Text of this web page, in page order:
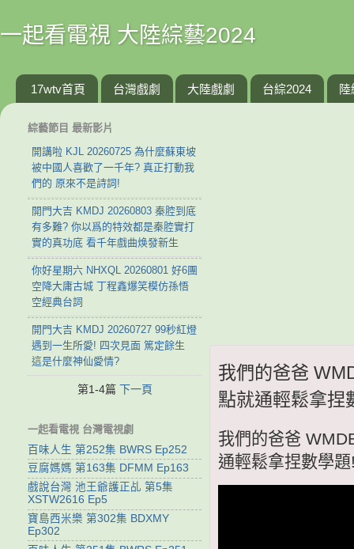
一起看電視 大陸綜藝2024
17wtv首頁 台灣戲劇 大陸戲劇 台綜2024 陸
我們的爸爸
點就通輕鬆拿捏
我們的爸爸
通輕鬆拿捏數學
綜藝節目 最新影片
開講啦 KJL 20260725 為什麼蘇東坡
被中國人喜歡了一千年? 真正打動我
們的 原來不是詩詞!
開門大吉 KMDJ 20260803 秦腔到底
有多難? 你以爲的特效都是秦腔實打
實的真功底 看千年戲曲焕發新生
你好星期六 NHXQL 20260801 好6團
空降大庸古城 丁程鑫爆笑模仿孫悟
空經典台詞
開門大吉 KMDJ 20260727 99秒紅燈
遇到一生所愛! 四次見面 篤定餘生
這是什麼神仙愛情?
第1-4篇 下一頁
一起看電視 台灣電視劇
百味人生 第252集 BWRS Ep252
豆腐媽媽 第163集 DFMM Ep163
戲說台灣 池王爺護正乩 第5集
XSTW2616 Ep5
寶島西米樂 第302集 BDXMY
Ep302